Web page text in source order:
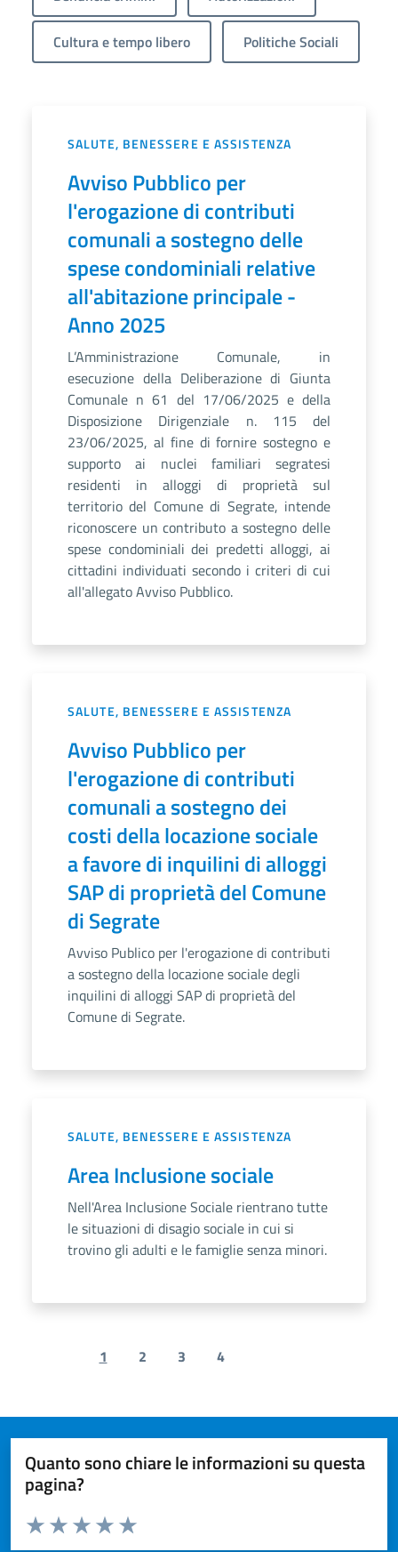
Cultura e tempo libero Politiche Sociali
SALUTE, BENESSERE E ASSISTENZA
Avviso Pubblico per
l'erogazione di contributi
comunali a sostegno delle
spese condominiali relative
all'abitazione principale -
Anno 2025
L’Amministrazione Comunale, in
esecuzione della Deliberazione di Giunta
Comunale n 61 del 17/06/2025 e della
Disposizione Dirigenziale n. 115 del
23/06/2025, al fine di fornire sostegno e
supporto ai nuclei familiari segratesi
residenti in alloggi di proprietà sul
territorio del Comune di Segrate, intende
riconoscere un contributo a sostegno delle
spese condominiali dei predetti alloggi, ai
cittadini individuati secondo i criteri di cui
all'allegato Avviso Pubblico.
SALUTE, BENESSERE E ASSISTENZA
Avviso Pubblico per
l'erogazione di contributi
comunali a sostegno dei
costi della locazione sociale
a favore di inquilini di alloggi
SAP di proprietà del Comune
di Segrate
Avviso Publico per l'erogazione di contributi
a sostegno della locazione sociale degli
inquilini di alloggi SAP di proprietà del
Comune di Segrate.
SALUTE, BENESSERE E ASSISTENZA
Area Inclusione sociale
Nell'Area Inclusione Sociale rientrano tutte
le situazioni di disagio sociale in cui si
trovino gli adulti e le famiglie senza minori.
Previous page
1 2 3 4
Quanto sono chiare le informazioni su questa
pagina?
Valuta da 1 a 5 stelle la pagina
Valuta 5 stelle su 5
Valuta 4 stelle su 5
Valuta 3 stelle su 5
Valuta 2 stelle su 5
Valuta 1 stelle su 5